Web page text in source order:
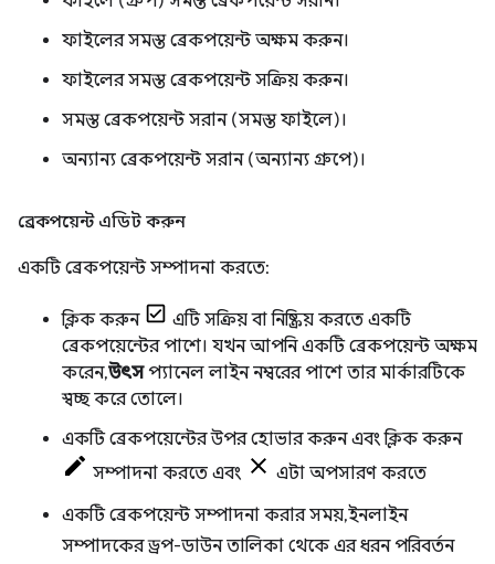
ফাইলের সমস্ত ব্রেকপয়েন্ট অক্ষম করুন।
ফাইলের সমস্ত ব্রেকপয়েন্ট সক্রিয় করুন।
সমস্ত ব্রেকপয়েন্ট সরান (সমস্ত ফাইলে)।
অন্যান্য ব্রেকপয়েন্ট সরান (অন্যান্য গ্রুপে)।
ব্রেকপয়েন্ট এডিট করুন
একটি ব্রেকপয়েন্ট সম্পাদনা করতে:
ক্লিক করুন
এটি সক্রিয় বা নিষ্ক্রিয় করতে একটি
ব্রেকপয়েন্টের পাশে। যখন আপনি একটি ব্রেকপয়েন্ট অক্ষম
করেন,উৎসপ্যানেল লাইন নম্বরের পাশে তার মার্কারটিকে
স্বচ্ছ করে তোলে।
একটি ব্রেকপয়েন্টের উপর হোভার করুন এবং ক্লিক করুন
সম্পাদনা করতে এবং
এটা অপসারণ করতে
একটি ব্রেকপয়েন্ট সম্পাদনা করার সময়, ইনলাইন
সম্পাদকের ড্রপ-ডাউন তালিকা থেকে এর ধরন পরিবর্তন